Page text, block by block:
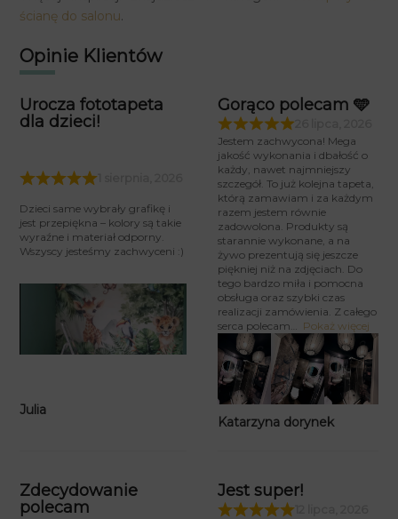
ścianę do salonu.
Opinie Klientów
Urocza fototapeta
dla dzieci!
1 sierpnia, 2026
Dzieci same wybrały grafikę i
jest przepiękna – kolory są takie
wyraźne i materiał odporny.
Wszyscy jesteśmy zachwyceni :)
Julia
Gorąco polecam 🩵
Jestem zachwycona! Mega
jakość wykonania i dbałość o
każdy, nawet najmniejszy
szczegół. To już kolejna tapeta,
którą zamawiam i za każdym
razem jestem równie
zadowolona. Produkty są
starannie wykonane, a na
żywo prezentują się jeszcze
piękniej niż na zdjęciach. Do
tego bardzo miła i pomocna
obsługa oraz szybki czas
realizacji zamówienia. Z całego
serca polecam
Pokaż więcej
Katarzyna dorynek
Zdecydowanie
polecam
Jest super!